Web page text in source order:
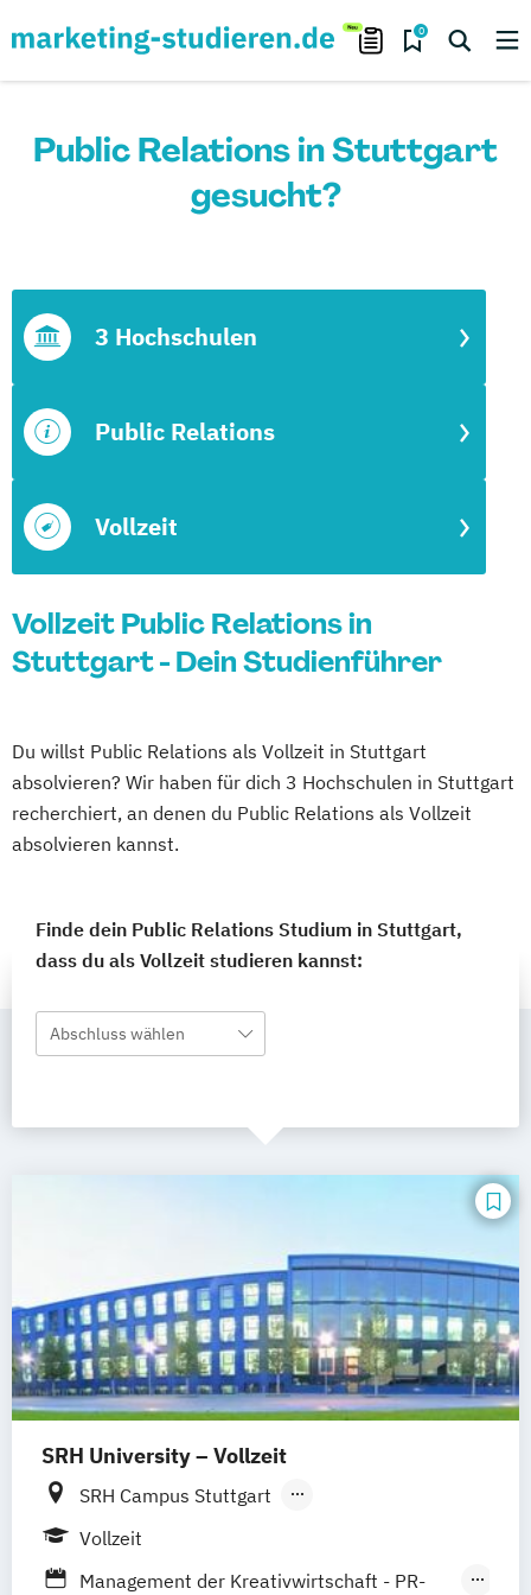
0
Public Relations in Stuttgart
gesucht?
Vollzeit
Public Relations
3 Hochschulen
Vollzeit Public Relations in
Stuttgart - Dein Studienführer
Du willst Public Relations als Vollzeit in Stuttgart
absolvieren? Wir haben für dich 3 Hochschulen in Stuttgart
recherchiert, an denen du Public Relations als Vollzeit
absolvieren kannst.
Finde dein Public Relations Studium in Stuttgart,
dass du als Vollzeit studieren kannst:
Abschluss wählen
SRH University – Vollzeit
SRH Campus Stuttgart
SRH Campus Heidelberg
Vollzeit
Management der Kreativwirtschaft - PR-